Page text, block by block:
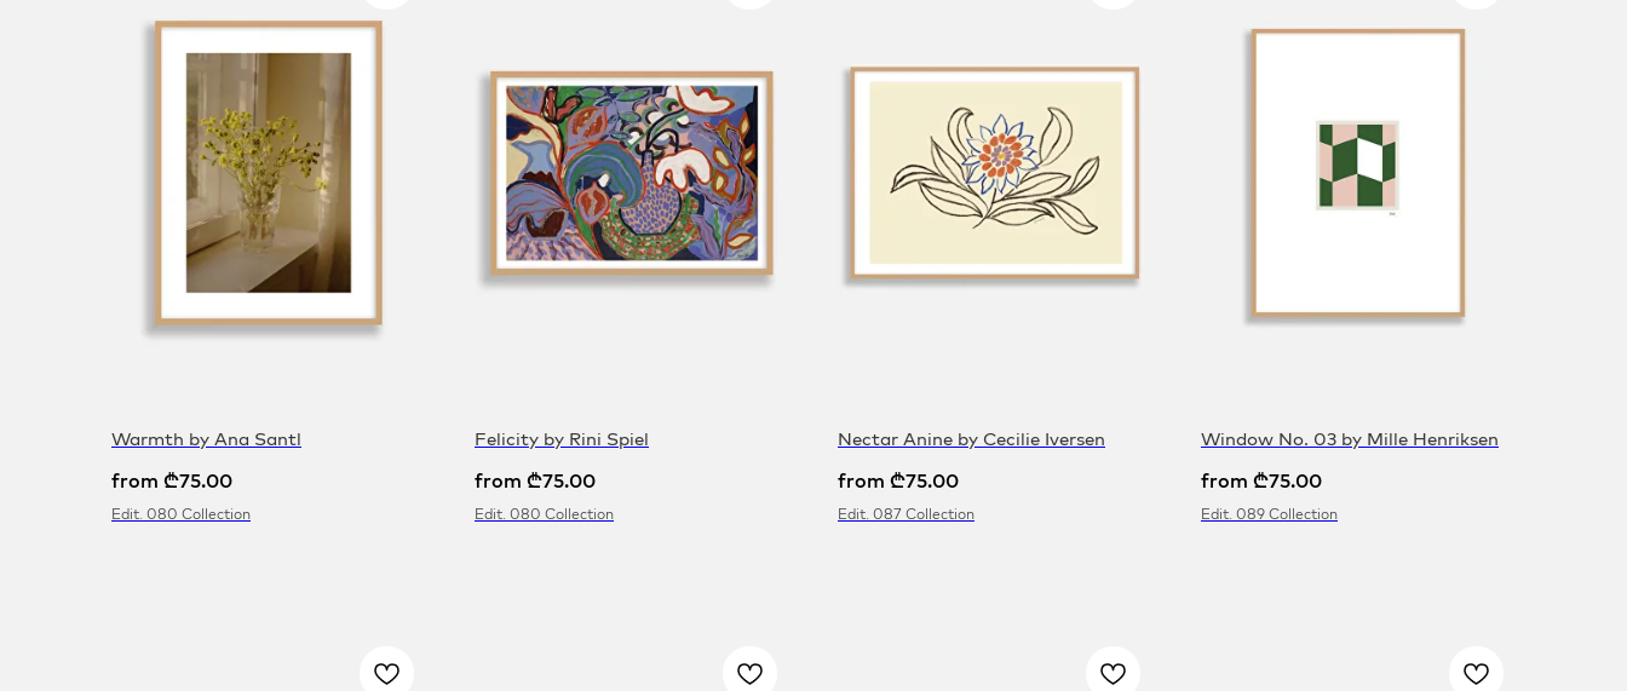
Warmth by Ana Santl
from ₾75.00
Edit. 080 Collection
Felicity by Rini Spiel
from ₾75.00
Edit. 080 Collection
Nectar Anine by Cecilie Iversen
from ₾75.00
Edit. 087 Collection
Window No. 03 by Mille Henriksen
from ₾75.00
Edit. 089 Collection